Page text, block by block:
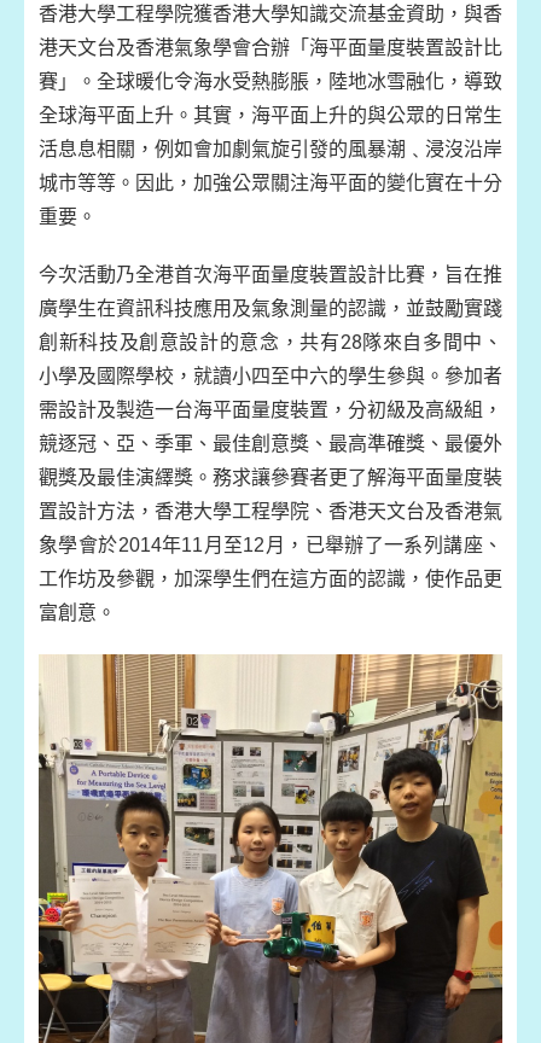
香港大學工程學院獲香港大學知識交流基金資助，與香
港天文台及香港氣象學會合辦「海平面量度裝置設計比
賽」。全球暖化令海水受熱膨脹，陸地冰雪融化，導致
全球海平面上升。其實，海平面上升的與公眾的日常生
活息息相關，例如會加劇氣旋引發的風暴潮﹑浸沒沿岸
城市等等。因此，加強公眾關注海平面的變化實在十分
重要。
今次活動乃全港首次海平面量度裝置設計比賽，旨在推
廣學生在資訊科技應用及氣象測量的認識，並鼓勵實踐
創新科技及創意設計的意念，共有28隊來自多間中、
小學及國際學校，就讀小四至中六的學生參與。參加者
需設計及製造一台海平面量度裝置，分初級及高級組，
競逐冠、亞、季軍、最佳創意獎、最高準確獎、最優外
觀獎及最佳演繹獎。 務求讓參賽者更了解海平面量度裝
置設計方法，香港大學工程學院、香港天文台及香港氣
象學會於2014年11月至12月，已舉辦了一系列講座、
工作坊及參觀，加深學生們在這方面的認識，使作品更
富創意。